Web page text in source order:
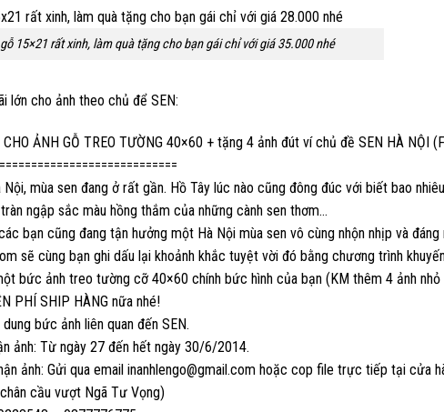
15×21 rất xinh, làm quà tặng cho bạn gái chỉ với giá 35.000 nhé
lớn cho ảnh theo chủ để SEN:
ẢNH GỖ TREO TƯỜNG 40×60 + tặng 4 ảnh đút ví chủ đề SEN HÀ NỘI
Nội, mùa sen đang ở rất gần. Hồ Tây lúc nào cũng đông đúc với biết bao
ngập sắc màu hồng thắm của những cành sen thơm…
bạn cũng đang tận hưởng một Hà Nội mùa sen vô cùng nhộn nhịp và đáng
sẽ cùng bạn ghi dấu lại khoảnh khắc tuyệt vời đó bằng chương trình
bức ảnh treo tường cỡ 40×60 chính bức hình của bạn (KM thêm 4 ảnh
PHÍ SHIP HÀNG nữa nhé!
bức ảnh liên quan đến SEN.
ảnh: Từ ngày 27 đến hết ngày 30/6/2014.
ảnh: Gửi qua email inanhlengo@gmail.com hoặc cop file trực tiếp tại cửa
cầu vượt Ngã Tư Vọng)